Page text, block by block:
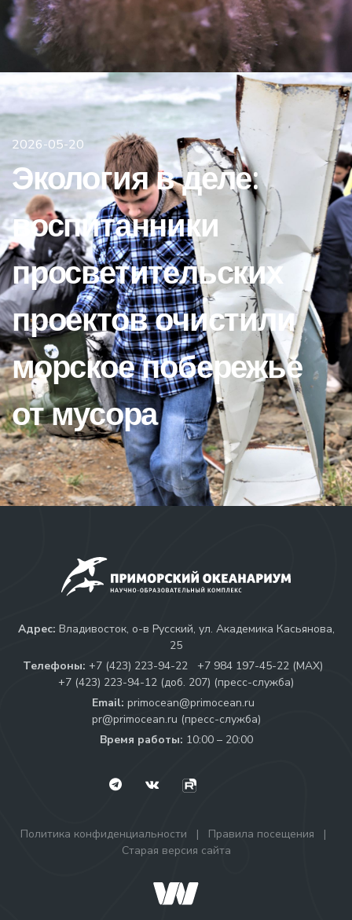
2026-05-20
Экология в деле:
воспитанники
просветительских
проектов очистили
морское побережье
от мусора
Адрес: Владивосток, о-в Русский, ул. Академика Касьянова,
25
Телефоны: +7 (423) 223-94-22
+7 984 197-45-22 (МАХ)
+7 (423) 223-94-12 (доб. 207) (пресс-служба)
Email: primocean@primocean.ru
pr@primocean.ru (пресс-служба)
Время работы: 10:00 – 20:00
Политика конфиденциальности | Правила посещения
|
Старая версия сайта